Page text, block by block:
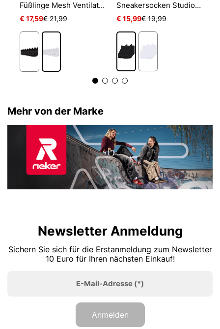
Füßlinge Mesh Ventilation
€ 17,59€ 21,99
Sneakersocken Studio-Line Pilates und Yoga
€ 15,99€ 19,99
Mehr von der Marke
Newsletter Anmeldung
Sichern Sie sich für die Erstanmeldung zum Newsletter
10 Euro für Ihren nächsten Einkauf!
E-Mail-Adresse (*)
Anmelden